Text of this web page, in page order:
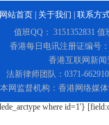
网站首页 关于我们
联系方
值班QQ： 3151352831
香港每日电讯注册证编号
香港互联网新闻
法新律师团队：0371-
本网监督机构：香港网络媒
where id=1'}